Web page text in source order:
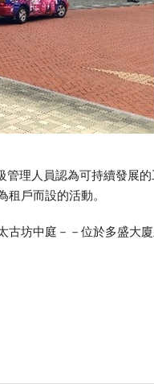
理人員認為可持續發展
戶而設的活動。
坊中庭－－位於多盛大